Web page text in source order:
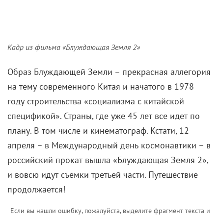
Кадр из фильма «Блуждающая Земля 2»
Образ Блуждающей Земли – прекрасная аллегория
на тему современного Китая и начатого в 1978
году строительства «социализма с китайской
спецификой». Страны, где уже 45 лет все идет по
плану. В том числе и кинематограф. Кстати, 12
апреля – в Международный день космонавтики – в
российский прокат вышла «Блуждающая Земля 2»,
и вовсю идут съемки третьей части. Путешествие
продолжается!
Если вы нашли ошибку, пожалуйста, выделите фрагмент текста и